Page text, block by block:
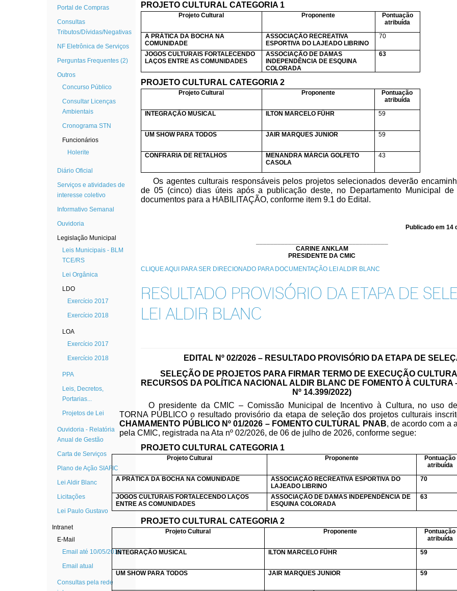
Portal de Compras
Consultas
Tributos/Dívidas/Negativas
NF Eletrônica de Serviços
Perguntas Frequentes (2)
Outros
Concurso Público
Consultar Licenças
Ambientais
Cronograma STN
Funcionários
Holerite
Diário Oficial
Serviços e atividades de
interesse coletivo
Informativo Semanal
Ouvidoria
Legislação Municipal
Leis Municipais - BLM
TCE/RS
Lei Orgânica
LDO
Exercício 2017
Exercício 2018
LOA
Exercício 2017
Exercício 2018
PPA
Leis, Decretos,
Portarias...
Projetos de Lei
Ouvidoria - Relatória
Anual de Gestão
Carta de Serviços
Plano de Ação SIAFIC
Lei Aldir Blanc
Licitações
Lei Paulo Gustavo
Intranet
E-Mail
Email até 10/05/2018
Email atual
Consultas pela rede
PROJETO CULTURAL CATEGORIA 1
Projeto Cultural Proponente
Pontuação
atribuída
A PRÁTICA DA BOCHA NA
COMUNIDADE
ASSOCIAÇÃO RECREATIVA
ESPORTIVA DO LAJEADO LIBRINO
70
JOGOS CULTURAIS FORTALECENDO
LAÇOS ENTRE AS COMUNIDADES
ASSOCIAÇÃO DE DAMAS
INDEPENDÊNCIA DE ESQUINA
COLORADA
63
PROJETO CULTURAL CATEGORIA 2
Projeto Cultural Proponente
Pontuação
atribuída
INTEGRAÇÃO MUSICAL
ILTON MARCELO FÜHR 59
UM SHOW PARA TODOS JAIR MARQUES JUNIOR 59
CONFRARIA DE RETALHOS
MENANDRA MÁRCIA GOLFETO
CASOLA
43
Os agentes culturais responsáveis pelos projetos selecionados deverão
de 05 (cinco) dias úteis após a publicação deste, no Departamento Municipal de
documentos para a HABILITAÇÃO, conforme item 9.1 do Edital.
Publicado em 14
CARINE ANKLAM
PRESIDENTE DA CMIC
CLIQUE AQUI PARA SER DIRECIONADO PARA DOCUMENTAÇÃO LEI ALDIR BLANC
RESULTADO PROVISÓRIO DA ETAPA DE
LEI ALDIR BLANC
EDITAL Nº 02/2026 – RESULTADO PROVISÓRIO DA ETAPA DE
SELEÇÃO DE PROJETOS PARA FIRMAR TERMO DE EXECUÇÃO
RECURSOS DA POLÍTICA NACIONAL ALDIR BLANC DE FOMENTO À CULTURA
Nº 14.399/2022)
O presidente da CMIC – Comissão Municipal de Incentivo à Cultura, no uso
TORNA PÚBLICO o resultado provisório da etapa de seleção dos projetos culturais
CHAMAMENTO PÚBLICO Nº 01/2026 – FOMENTO CULTURAL PNAB, de acordo com a
pela CMIC, registrada na Ata nº 02/2026, de 06 de julho de 2026, conforme segue:
PROJETO CULTURAL CATEGORIA 1
Projeto Cultural Proponente
Pontuação
atribuída
A PRÁTICA DA BOCHA NA COMUNIDADE
ASSOCIAÇÃO RECREATIVA ESPORTIVA DO
LAJEADO LIBRINO
70
JOGOS CULTURAIS FORTALECENDO LAÇOS
ENTRE AS COMUNIDADES
ASSOCIAÇÃO DE DAMAS INDEPENDÊNCIA DE
ESQUINA COLORADA
63
PROJETO CULTURAL CATEGORIA 2
Projeto Cultural Proponente
Pontuação
atribuída
INTEGRAÇÃO MUSICAL
ILTON MARCELO FÜHR 59
UM SHOW PARA TODOS JAIR MARQUES JUNIOR 59